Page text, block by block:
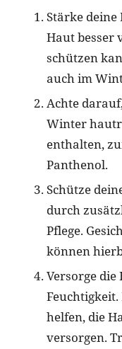
Stärke
Haut besser
schützen
auch im
Achte
Winter
enthalten,
Panthenol.
Schütze
durch
Pflege.
können
Versorge
helfen, die
versorgen.